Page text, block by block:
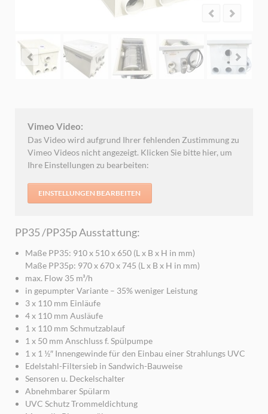
Vimeo Video:
Das Video wird aufgrund Ihrer fehlenden Zustimmung zu
Vimeo Videos nicht angezeigt. Klicken Sie bitte hier, um
Ihre Einstellungen zu bearbeiten:
EINSTELLUNGEN BEARBEITEN
PP35 /PP35p Ausstattung:
Maße PP35: 910 x 510 x 650 (L x B x H in mm)
Maße PP35p: 970 x 670 x 745 (L x B x H in mm)
max. Flow 35 m³/h
in gepumpter Variante – 35% weniger Leistung
3 x 110 mm Einläufe
4 x 110 mm Ausläufe
1 x 110 mm Schmutzablauf
1 x 50 mm Anschluss f. Spülpumpe
1 x 1 ½″ Innengewinde für den Einbau einer Strahlungs UVC
Edelstahl-Filtersieb in Sandwich-Bauweise
Sensoren u. Deckelschalter
Abnehmbarer Spülarm
UVC Schutz Trommeldichtung